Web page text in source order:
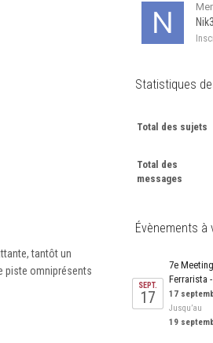
tantôt un
piste omniprésents
Statistiques
Total des sujets
Total des
messages
Évènements à
SEPT.
17
7e
Ferrarista
17
Jusqu’au
19